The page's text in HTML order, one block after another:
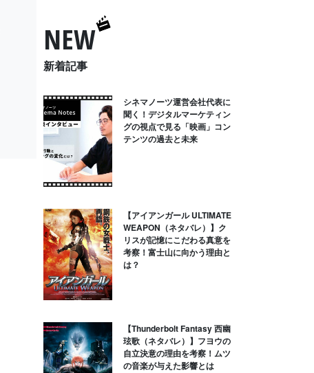
NEW
新着記事
シネマノーツ運営会社代表に
聞く！デジタルマーケティン
グの視点で見る「映画」コン
テンツの過去と未来
【アイアンガール ULTIMATE
WEAPON（ネタバレ）】ク
リスが記憶にこだわる真意を
考察！富士山に向かう理由と
は？
【Thunderbolt Fantasy 西幽
玹歌（ネタバレ）】フヨウの
自立決意の理由を考察！ムツ
の音楽が与えた影響とは